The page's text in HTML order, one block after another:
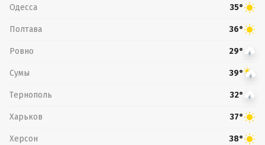
Одесса 35°
Полтава 36°
Ровно 29°
Сумы 39°
Тернополь 32°
Харьков 37°
Херсон 38°